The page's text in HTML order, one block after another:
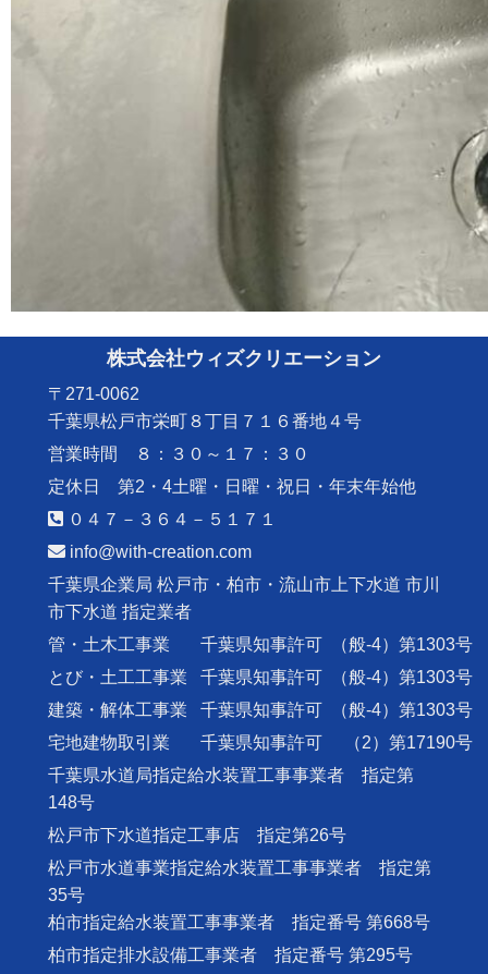
株式会社ウィズクリエーション
〒271-0062
千葉県松戸市栄町８丁目７１６番地４号
営業時間 ８：３０～１７：３０
定休日 第2・4土曜・日曜・祝日・年末年始他
０４７－３６４－５１７１
info@with-creation.com
千葉県企業局 松戸市・柏市・流山市上下水道 市川
市下水道 指定業者
管・土木工事業
千葉県知事許可
（般-4）第1303号
とび・土工工事業
千葉県知事許可
（般-4）第1303号
建築・解体工事業
千葉県知事許可
（般-4）第1303号
宅地建物取引業
千葉県知事許可
（2）第17190号
千葉県水道局指定給水装置工事事業者 指定第
148号
松戸市下水道指定工事店 指定第26号
松戸市水道事業指定給水装置工事事業者 指定第
35号
柏市指定給水装置工事事業者 指定番号 第668号
柏市指定排水設備工事業者 指定番号 第295号